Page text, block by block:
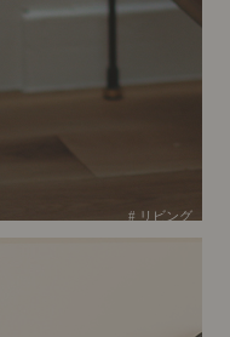
# リビング